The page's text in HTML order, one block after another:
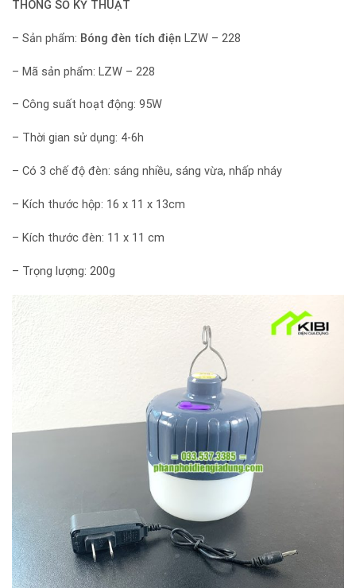
THÔNG SỐ KỸ THUẬT
– Sản phẩm: Bóng đèn tích điện LZW – 228
– Mã sản phẩm: LZW – 228
– Công suất hoạt động: 95W
– Thời gian sử dụng: 4-6h
– Có 3 chế độ đèn: sáng nhiều, sáng vừa, nhấp nháy
– Kích thước hộp: 16 x 11 x 13cm
– Kích thước đèn: 11 x 11 cm
– Trọng lượng: 200g